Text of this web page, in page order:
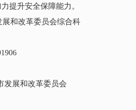
提升安全保障能力。
和改革委员会综合科
改革委员会